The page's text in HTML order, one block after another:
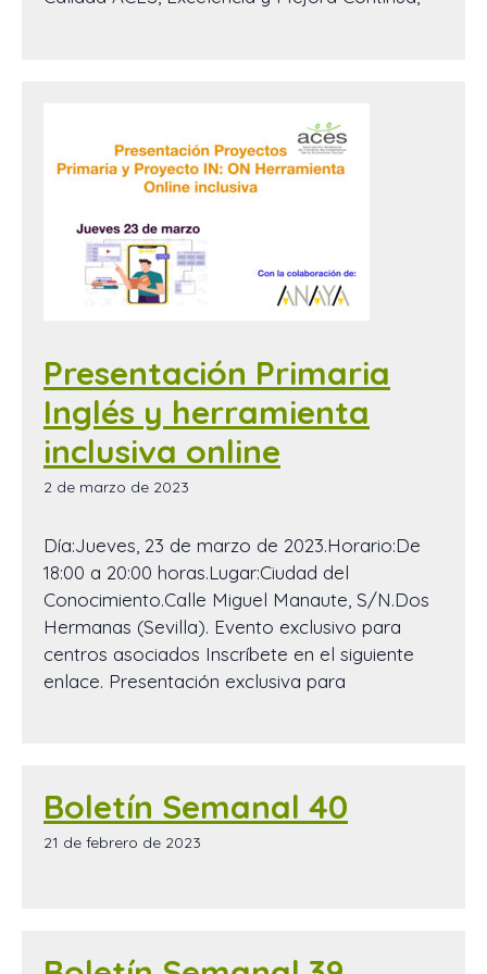
Presentación Primaria
Inglés y herramienta
inclusiva online
2 de marzo de 2023
Día:Jueves, 23 de marzo de 2023.Horario:De
18:00 a 20:00 horas.Lugar:Ciudad del
Conocimiento.Calle Miguel Manaute, S/N.Dos
Hermanas (Sevilla). Evento exclusivo para
centros asociados Inscríbete en el siguiente
enlace. Presentación exclusiva para
Boletín Semanal 40
21 de febrero de 2023